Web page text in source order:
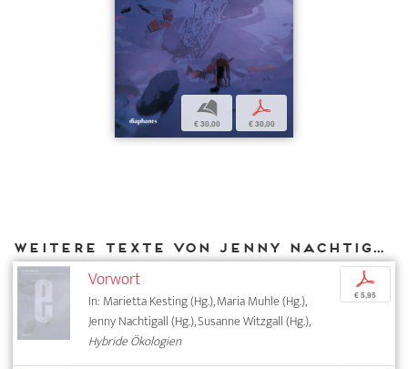
b
€ 30,00
p
€ 30,00
Weitere Texte von Jenny Nachtigall bei DIAPHANES
Vorwort
In: Marietta Kesting (Hg.), Maria Muhle (Hg.),
Jenny Nachtigall (Hg.), Susanne Witzgall (Hg.),
Hybride Ökologien
p
€ 5,95